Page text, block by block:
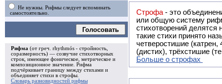
Не нужны. Рифмы следует вспоминать
самостоятельно.
Голосовать
Рифма (от греч. rhythmós - стройность,
соразмерность) — созвучие стихотворных
строк, имеющее фоническое, метрическое и
композиционное значение. Рифма
подчёркивает границу между стихами и
объединяет стихи в строфы
Словарь разновидностей рифмы
Строфа - это объединение двух
или общую систему рифм, и регулярно или периодически
стихотворений делятся на строфы и т.о. являются строфическими.
такие стихи принято называть астрофическими. Самая популярная строфа в русской поэзии -
четверостишие
(дистих), трёхстишие
Больше о строфах